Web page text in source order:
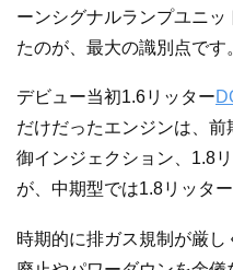
ーンシグナルランプユニ
たのが、最大の識別点です
デビュー当初1.6リッター
だけだったエンジンは、前
御インジェクション、1.8
が、中期型では1.8リッター
時期的に排ガス規制が厳